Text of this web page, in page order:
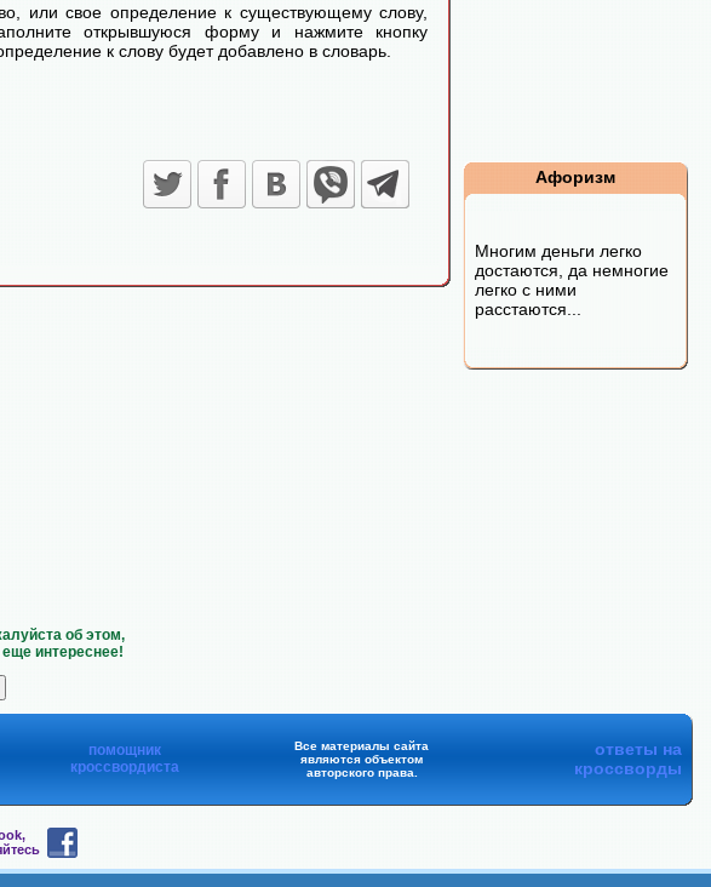
или свое определение к существующему слову,
открывшуюся форму и нажмите кнопку
к слову будет добавлено в словарь.
Афоризм
Многим деньги легко
достаются, да немногие
легко с ними
расстаются...
об этом,
интереснее!
помощник
кроссвордиста
Все материалы сайта
являются объектом
авторского права.
ответы на
кроссворды